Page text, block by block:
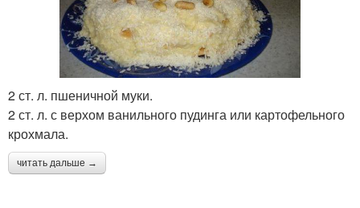
2 ст. л. пшеничной муки.
2 ст. л. с верхом ванильного пудинга или картофельного
крохмала.
читать дальше →